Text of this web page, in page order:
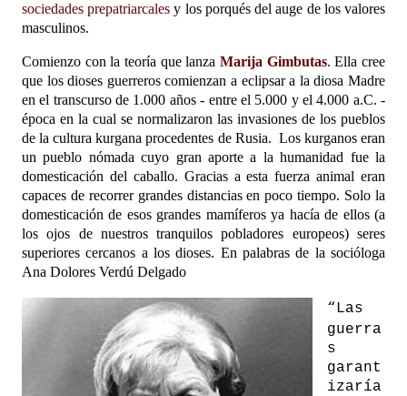
sociedades prepatriarcales y los porqués del auge de los valores
masculinos.
Comienzo con la teoría que lanza Marija Gimbutas. Ella cree
que los dioses guerreros comienzan a eclipsar a la diosa Madre
en el transcurso de 1.000 años - entre el 5.000 y el 4.000 a.C. -
época en la cual se normalizaron las invasiones de los pueblos
de la cultura kurgana procedentes de Rusia. Los kurganos eran
un pueblo nómada cuyo gran aporte a la humanidad fue la
domesticación del caballo. Gracias a esta fuerza animal eran
capaces de recorrer grandes distancias en poco tiempo. Solo la
domesticación de esos grandes mamíferos ya hacía de ellos (a
los ojos de nuestros tranquilos pobladores europeos) seres
superiores cercanos a los dioses. En palabras de la socióloga
Ana Dolores Verdú Delgado
“Las
guerra
s
garant
izaría